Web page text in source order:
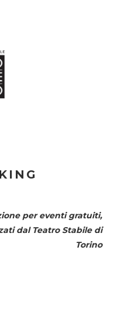
per eventi gratuiti,
dal Teatro Stabile di
Torino